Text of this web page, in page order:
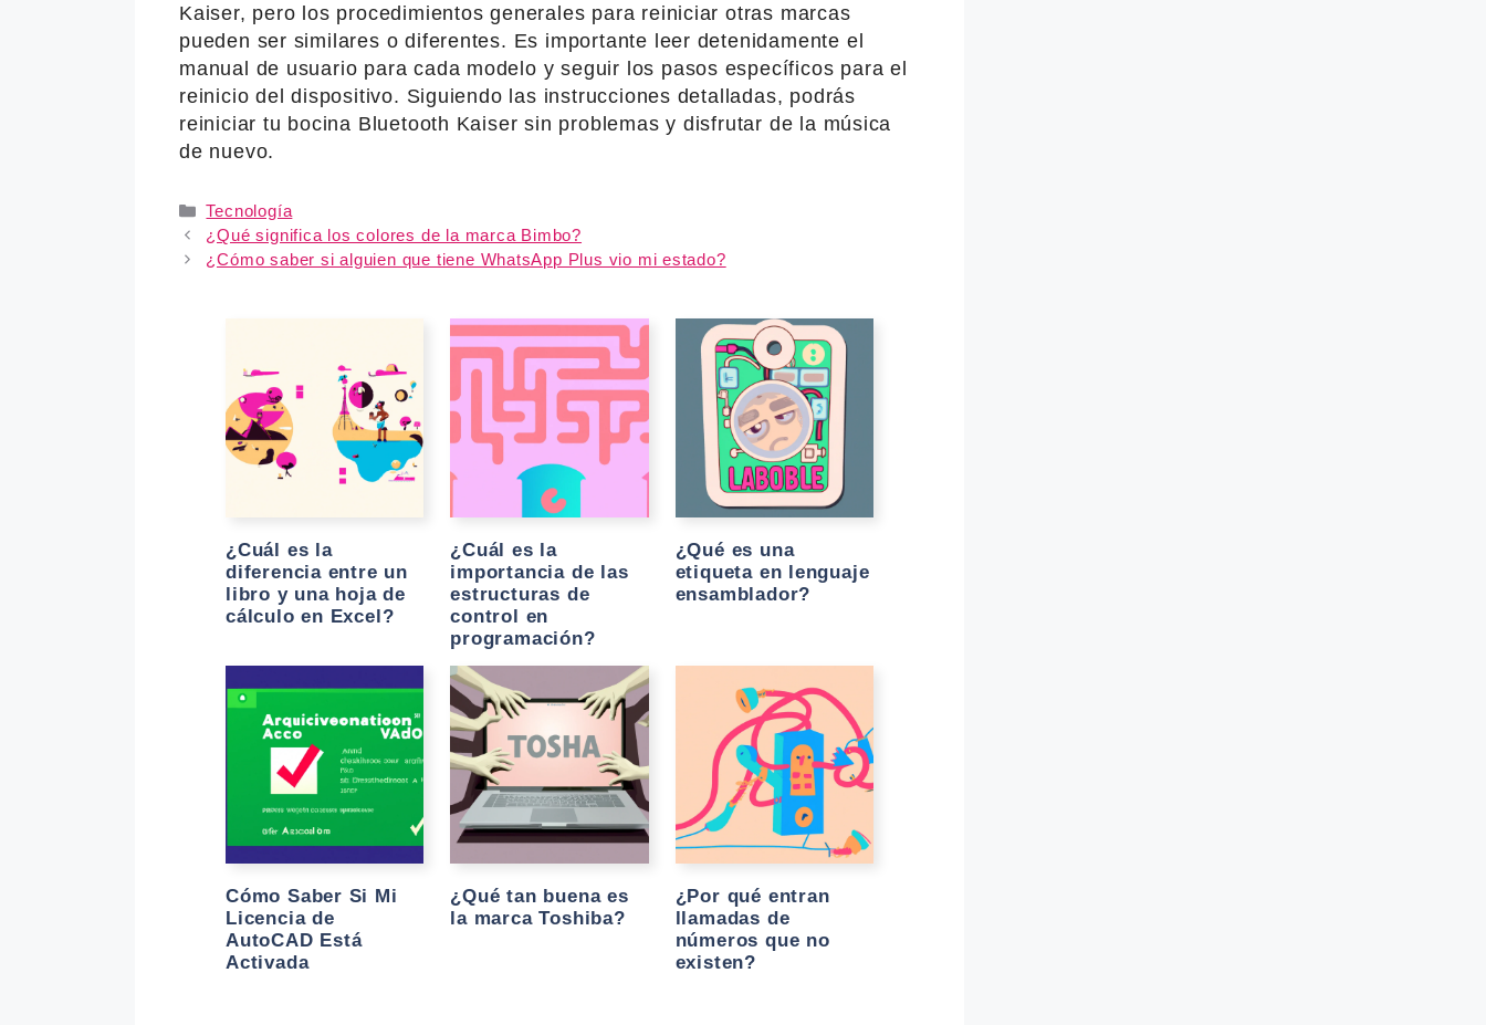
Kaiser, pero los procedimientos generales para reiniciar otras marcas
pueden ser similares o diferentes. Es importante leer detenidamente el
manual de usuario para cada modelo y seguir los pasos específicos para el
reinicio del dispositivo. Siguiendo las instrucciones detalladas, podrás
reiniciar tu bocina Bluetooth Kaiser sin problemas y disfrutar de la música
de nuevo.
Categories
Tecnología
¿Qué significa los colores de la marca Bimbo?
¿Cómo saber si alguien que tiene WhatsApp Plus vio mi estado?
¿Cuál es la
diferencia entre un
libro y una hoja de
cálculo en Excel?
¿Cuál es la
importancia de las
estructuras de
control en
programación?
¿Qué es una
etiqueta en lenguaje
ensamblador?
Cómo Saber Si Mi
Licencia de
AutoCAD Está
Activada
¿Qué tan buena es
la marca Toshiba?
¿Por qué entran
llamadas de
números que no
existen?